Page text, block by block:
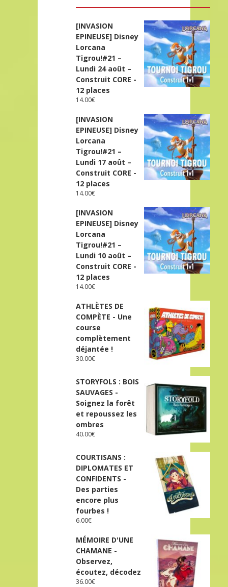
[INVASION
EPINEUSE] Disney
Lorcana
Tigrou!#21 –
Lundi 24 août –
Construit CORE -
12 places
14.00€
[INVASION
EPINEUSE] Disney
Lorcana
Tigrou!#21 –
Lundi 17 août –
Construit CORE -
12 places
14.00€
[INVASION
EPINEUSE] Disney
Lorcana
Tigrou!#21 –
Lundi 10 août –
Construit CORE -
12 places
14.00€
ATHLÈTES DE
COMPÈTE - Une
course
complètement
déjantée !
30.00€
STORYFOLS : BOIS
SAUVAGES -
Soignez la forêt
et repoussez les
ombres
40.00€
COURTISANS :
DIPLOMATES ET
CONFIDENTS -
Des parties
encore plus
fourbes !
6.00€
MÉMOIRE D'UNE
CHAMANE -
Observez,
écoutez, décodez
36.00€